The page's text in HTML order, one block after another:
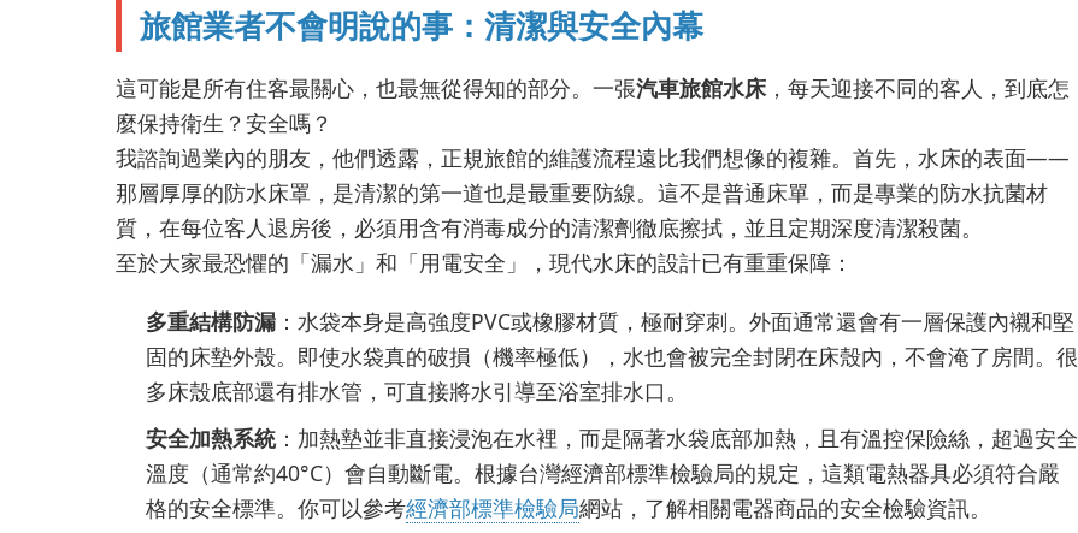
旅館業者不會明說的事：清潔與安全內幕
這可能是所有住客最關心，也最無從得知的部分。一張汽車旅館水床，每天迎接不同的客人，到底怎
麼保持衛生？安全嗎？
我諮詢過業內的朋友，他們透露，正規旅館的維護流程遠比我們想像的複雜。首先，水床的表面——
那層厚厚的防水床罩，是清潔的第一道也是最重要防線。這不是普通床單，而是專業的防水抗菌材
質，在每位客人退房後，必須用含有消毒成分的清潔劑徹底擦拭，並且定期深度清潔殺菌。
至於大家最恐懼的「漏水」和「用電安全」，現代水床的設計已有重重保障：
多重結構防漏 ：水袋本身是高強度PVC或橡膠材質，極耐穿刺。外面通常還會有一層保護內襯和堅
固的床墊外殼。即使水袋真的破損（機率極低），水也會被完全封閉在床殼內，不會淹了房間。很
多床殼底部還有排水管，可直接將水引導至浴室排水口。
安全加熱系統：加熱墊並非直接浸泡在水裡，而是隔著水袋底部加熱，且有溫控保險絲，超過安全
溫度（通常約40°C）會自動斷電。根據台灣經濟部標準檢驗局的規定，這類電熱器具必須符合嚴
格的安全標準。你可以參考經濟部標準檢驗局網站，了解相關電器商品的安全檢驗資訊。